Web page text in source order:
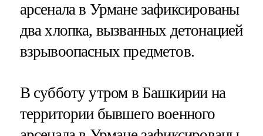
арсенала в Урмане зафиксированы
два хлопка, вызванных детонацией
взрывоопасных предметов.
В субботу утром в Башкирии на
территории бывшего военного